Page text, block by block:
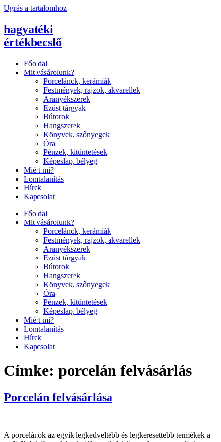
Ugrás a tartalomhoz
hagyatéki
értékbecslő
Főoldal
Mit vásárolunk?
Porcelánok, kerámiák
Festmények, rajzok, akvarellek
Aranyékszerek
Ezüst tárgyak
Bútorok
Hangszerek
Könyvek, szőnyegek
Óra
Pénzek, kitüntetések
Képeslap, bélyeg
Miért mi?
Lomtalanítás
Hírek
Kapcsolat
Főoldal
Mit vásárolunk?
Porcelánok, kerámiák
Festmények, rajzok, akvarellek
Aranyékszerek
Ezüst tárgyak
Bútorok
Hangszerek
Könyvek, szőnyegek
Óra
Pénzek, kitüntetések
Képeslap, bélyeg
Miért mi?
Lomtalanítás
Hírek
Kapcsolat
Címke: porcelán felvásárlás
Porcelán felvásárlása
A porcelánok az egyik legkedveltebb és legkeresettebb termékek a